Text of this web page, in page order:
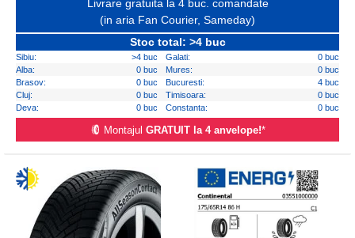
Livrare gratuita la 4 buc. comandate
(in aria Fan Courier, Sameday)
Stoc total: >4 buc
Sibiu: >4 buc Galati:
0 buc
Alba:
0 buc Mures:
0 buc
Brasov:
0 buc Bucuresti:
4 buc
Cluj:
0 buc Timisoara:
0 buc
Deva:
0 buc Constanta: 0 buc
Montajul GRATUIT la 4 anvelope!*